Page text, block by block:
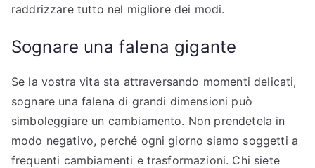
raddrizzare tutto nel migliore dei modi.
Sognare una falena gigante
Se la vostra vita sta attraversando momenti delicati,
sognare una falena di grandi dimensioni può
simboleggiare un cambiamento. Non prendetela in
modo negativo, perché ogni giorno siamo soggetti a
frequenti cambiamenti e trasformazioni. Chi siete